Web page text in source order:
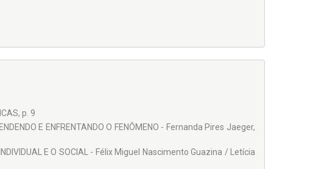
p. 9
E ENFRENTANDO O FENÔMENO - Fernanda Pires Jaeger,
E O SOCIAL - Félix Miguel Nascimento Guazina / Letícia